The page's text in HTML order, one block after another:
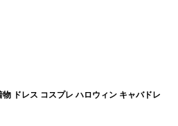
ドレス コスプレ ハロウィン キャバドレ